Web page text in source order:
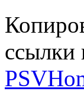
ссылки